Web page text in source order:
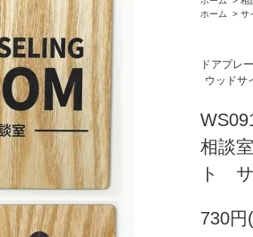
ホーム
> サ
ドアプレ
ウッドサ
相談
ト
730円